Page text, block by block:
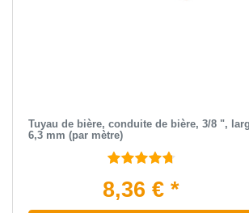
Tuyau de bière, conduite de bière, 3/8 ",
6,3 mm (par mètre)
8,36 € *